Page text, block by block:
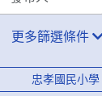
更多篩選條件
忠孝國民小學